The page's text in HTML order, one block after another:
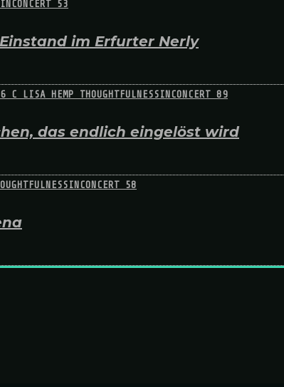
im Erfurter Nerly
das endlich eingelöst wird